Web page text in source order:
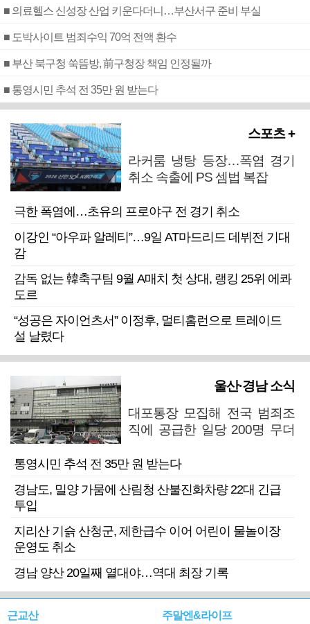
■ 의료헬스 신성장 산업 키운다더니…부산서구 준비 부실
■ 도박사이트 범죄수익 70억 전액 환수
■ 부산 북구청 쑥뜸방, 前구청장 책임 인정될까
■ 통영시민 추석 전 35만 원 받는다
스포츠 +
라커룸 냉탕 등장…폭염 경기
취소 속출에 PS 셈법 복잡
극한 폭염에…초유의 프로야구 전 경기 취소
이강인 “아우파 알레티”…9일 AT마드리드 데뷔전 기대
감
감독 없는 韓축구팀 9월 A매치 첫 상대, 랭킹 25위 에콰
도르
“성공은 자이언츠서” 이정후, 멀티홈런으로 트레이드
설 날렸다
울산·경남 소식
대포통장 모집해 전국 범죄조
직에 공급한 일당 200명 무더
통영시민 추석 전 35만 원 받는다
경남도, 밀양 가뭄에 산림청 산불진화차량 22대 긴급
투입
지리산 기슭 산청군, 제한급수 이어 어린이 물놀이장
운영도 취소
경남 양산 20일째 열대야…역대 최장 기록
근교산 주말엔&라이프